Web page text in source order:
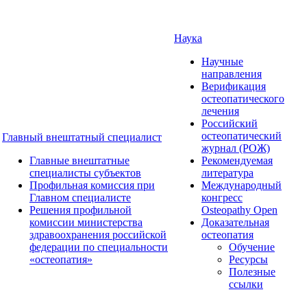
Главный внештатный специалист
Главные внештатные
специалисты субъектов
Профильная комиссия при
Главном специалисте
Решения профильной
комиссии министерства
здравоохранения российской
федерации по специальности
«остеопатия»
Наука
Научные
направления
Верификация
остеопатического
лечения
Российский
остеопатический
журнал (РОЖ)
Рекомендуемая
литература
Международный
конгресс
Osteopathy Open
Доказательная
остеопатия
Обучение
Ресурсы
Полезные
ссылки